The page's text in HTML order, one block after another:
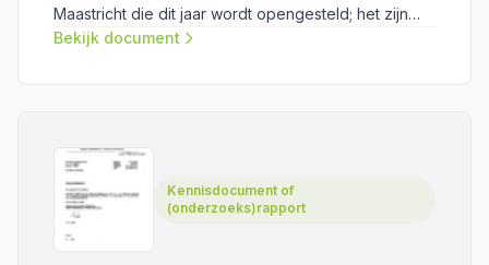
Maastricht die dit jaar wordt opengesteld; het zijn
voorbeelden van landtunnels die er de laatste jaren
moeten vergroten en die ervoor moeten zorgen dat
Bekijk document
Kennisdocument of
(onderzoeks)rapport